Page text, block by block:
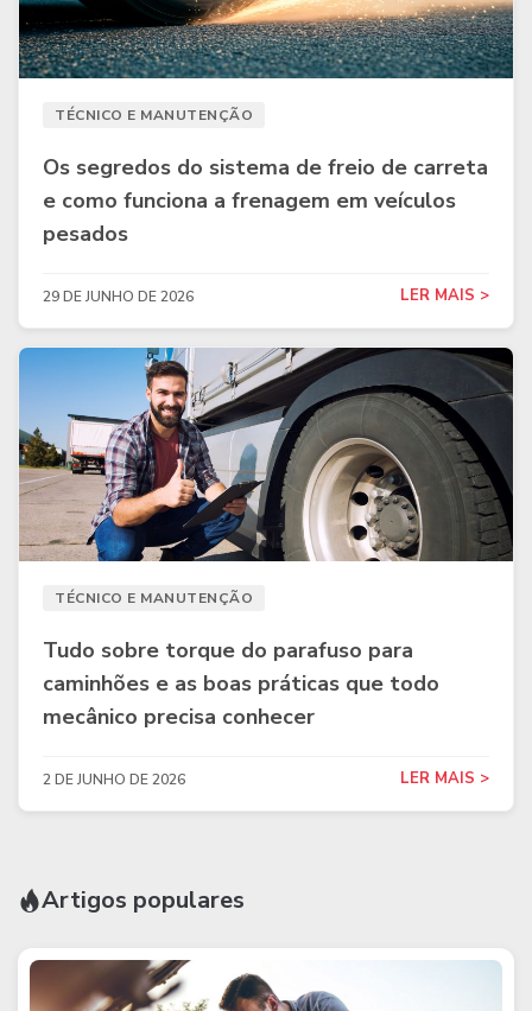
TÉCNICO E MANUTENÇÃO
Os segredos do sistema de freio de carreta
e como funciona a frenagem em veículos
pesados
29 DE JUNHO DE 2026 LER MAIS >
TÉCNICO E MANUTENÇÃO
Tudo sobre torque do parafuso para
caminhões e as boas práticas que todo
mecânico precisa conhecer
2 DE JUNHO DE 2026 LER MAIS >
Artigos populares